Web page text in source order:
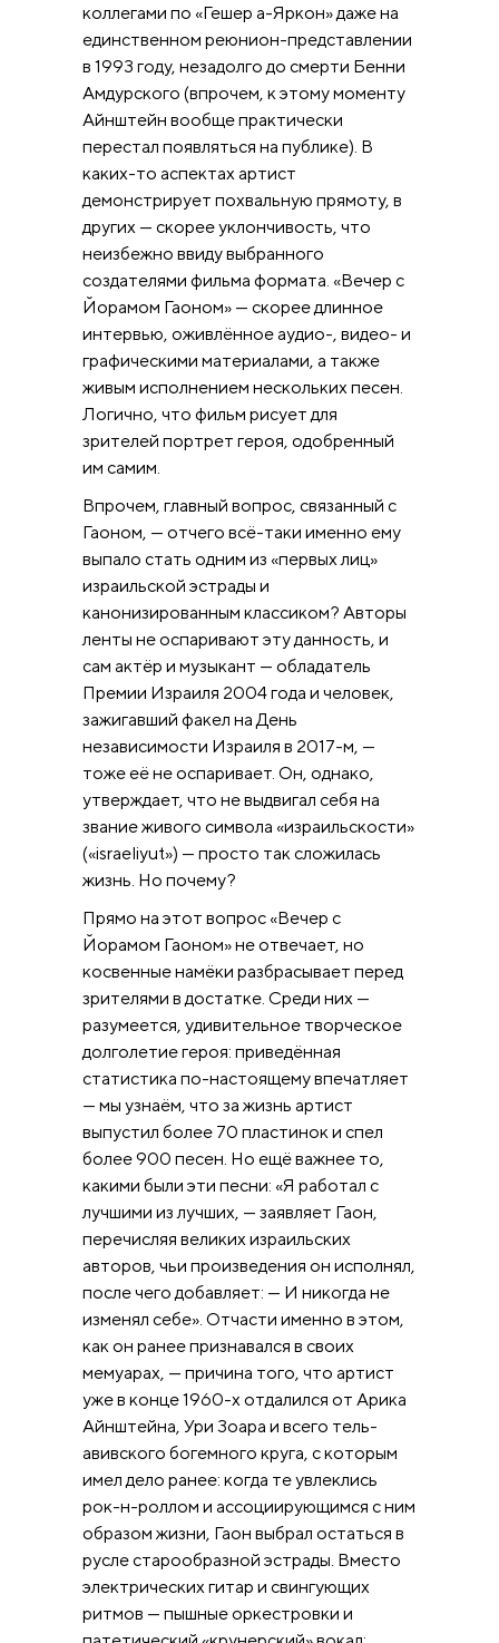
коллегами по «Гешер а-Яркон» даже на
единственном реюнион-представлении
в 1993 году, незадолго до смерти Бенни
Амдурского (впрочем, к этому моменту
Айнштейн вообще практически
перестал появляться на публике). В
каких-то аспектах артист
демонстрирует похвальную прямоту, в
других — скорее уклончивость, что
неизбежно ввиду выбранного
создателями фильма формата. «Вечер с
Йорамом Гаоном» — скорее длинное
интервью, оживлённое аудио-, видео- и
графическими материалами, а также
живым исполнением нескольких песен.
Логично, что фильм рисует для
зрителей портрет героя, одобренный
им самим.
Впрочем, главный вопрос, связанный с
Гаоном, — отчего всё-таки именно ему
выпало стать одним из «первых лиц»
израильской эстрады и
канонизированным классиком? Авторы
ленты не оспаривают эту данность, и
сам актёр и музыкант — обладатель
Премии Израиля 2004 года и человек,
зажигавший факел на День
независимости Израиля в 2017-м, —
тоже её не оспаривает. Он, однако,
утверждает, что не выдвигал себя на
звание живого символа «израильскости»
(«israeliyut») — просто так сложилась
жизнь. Но почему?
Прямо на этот вопрос «Вечер с
Йорамом Гаоном» не отвечает, но
косвенные намёки разбрасывает перед
зрителями в достатке. Среди них —
разумеется, удивительное творческое
долголетие героя: приведённая
статистика по-настоящему впечатляет
— мы узнаём, что за жизнь артист
выпустил более 70 пластинок и спел
более 900 песен. Но ещё важнее то,
какими были эти песни: «Я работал с
лучшими из лучших, — заявляет Гаон,
перечисляя великих израильских
авторов, чьи произведения он исполнял,
после чего добавляет: — И никогда не
изменял себе». Отчасти именно в этом,
как он ранее признавался в своих
мемуарах, — причина того, что артист
уже в конце 1960-х отдалился от Арика
Айнштейна, Ури Зоара и всего тель-
авивского богемного круга, с которым
имел дело ранее: когда те увлеклись
рок-н-роллом и ассоциирующимся с ним
образом жизни, Гаон выбрал остаться в
русле старообразной эстрады. Вместо
электрических гитар и свингующих
ритмов — пышные оркестровки и